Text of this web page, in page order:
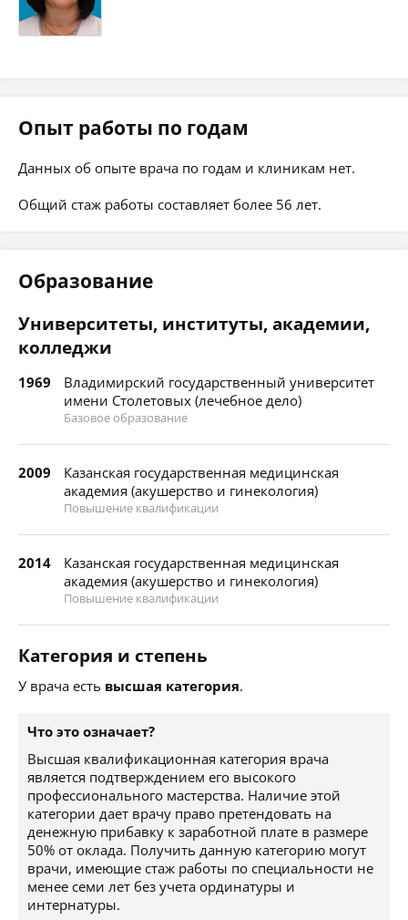
Опыт работы по годам
Данных об опыте врача по годам и клиникам нет.
Общий стаж работы составляет более 56 лет.
Образование
Университеты, институты, академии,
колледжи
1969
Владимирский государственный университет
имени Столетовых (лечебное дело)
Базовое образование
2009
Казанская государственная медицинская
академия (акушерство и гинекология)
Повышение квалификации
2014
Казанская государственная медицинская
академия (акушерство и гинекология)
Повышение квалификации
Категория и степень
У врача есть высшая категория.
Что это означает?
Высшая квалификационная категория врача
является подтверждением его высокого
профессионального мастерства. Наличие этой
категории дает врачу право претендовать на
денежную прибавку к заработной плате в размере
50% от оклада. Получить данную категорию могут
врачи, имеющие стаж работы по специальности не
менее семи лет без учета ординатуры и
интернатуры.